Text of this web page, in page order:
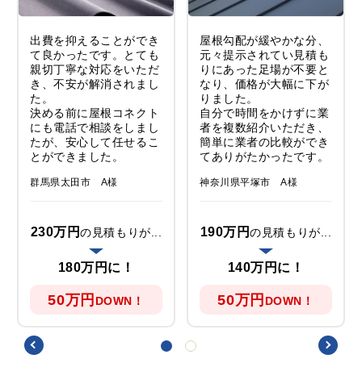
出費を抑えることができ
て良かったです。とても
親切丁寧な対応をいただ
き、不安が解消されまし
た。
決める前に屋根コネクト
にも電話で相談をしまし
たが、安心して任せるこ
とができました。
群馬県太田市 A様
230万円の見積もりが...
180万円に！
50万円 DOWN！
屋根勾配が緩やかな分、
元々提示されてい見積も
りにあった足場が不要と
なり、価格が大幅に下が
りました。
自分で時間をかけずに業
者を複数紹介いただき、
簡単に業者の比較ができ
てありがたかったです。
神奈川県平塚市 A様
190万円の見積もりが...
140万円に！
50万円 DOWN！